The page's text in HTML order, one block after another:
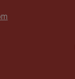
traccia
incorporati
del sito web sta